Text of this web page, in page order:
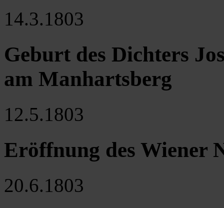
14.3.1803
Geburt des Dichters
am Manhartsberg
12.5.1803
Eröffnung des Wiener
20.6.1803